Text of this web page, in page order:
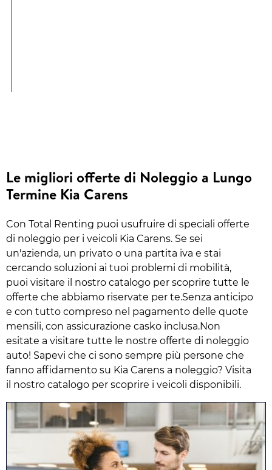
Le migliori offerte di Noleggio a Lungo
Termine Kia Carens
Con Total Renting puoi usufruire di speciali offerte
di noleggio per i veicoli Kia Carens. Se sei
un'azienda, un privato o una partita iva e stai
cercando soluzioni ai tuoi problemi di mobilità,
puoi visitare il nostro catalogo per scoprire tutte le
offerte che abbiamo riservate per te.Senza anticipo
e con tutto compreso nel pagamento delle quote
mensili, con assicurazione casko inclusa.Non
esitate a visitare tutte le nostre offerte di noleggio
auto! Sapevi che ci sono sempre più persone che
fanno affidamento su Kia Carens a noleggio? Visita
il nostro catalogo per scoprire i veicoli disponibili.